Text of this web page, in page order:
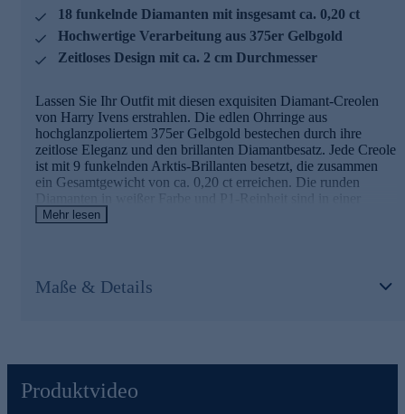
18 funkelnde Diamanten mit insgesamt ca. 0,20 ct
Hochwertige Verarbeitung aus 375er Gelbgold
Zeitloses Design mit ca. 2 cm Durchmesser
Lassen Sie Ihr Outfit mit diesen exquisiten Diamant-Creolen
von Harry Ivens erstrahlen. Die edlen Ohrringe aus
hochglanzpoliertem 375er Gelbgold bestechen durch ihre
zeitlose Eleganz und den brillanten Diamantbesatz. Jede Creole
ist mit 9 funkelnden Arktis-Brillanten besetzt, die zusammen
ein Gesamtgewicht von ca. 0,20 ct erreichen. Die runden
Diamanten in weißer Farbe und P1-Reinheit sind in einer
präzisen Krappenfassung eingearbeitet und verleihen den
beim Dinner oder auf einer festlichen Veranstaltung. Der
sichere Klappverschluss sorgt für bequemes Tragen und festen
Mehr lesen
Maße & Details
Produktvideo